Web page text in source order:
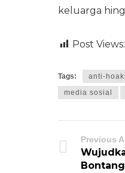
keluarga
Post Views:
Tags: anti-
media sosial
Previous